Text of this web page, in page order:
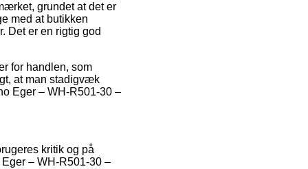
grundet at det er
med at butikken
Det er en rigtig god
for handlen, som
at man stadigvæk
Eger – WH-R501-30 –
kritik og på
– WH-R501-30 –